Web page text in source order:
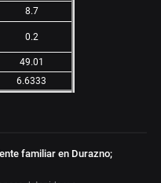
8.7
0.2
49.01
6.6333
familiar en Durazno;